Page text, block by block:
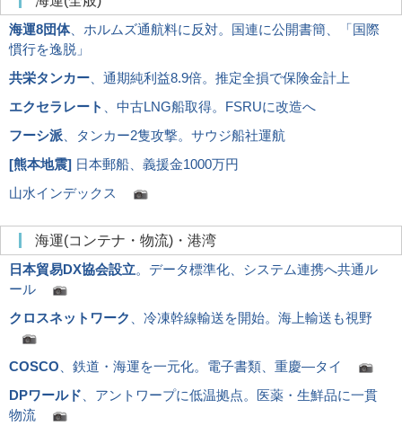
海運8団体、ホルムズ通航料に反対。国連に公開書簡、「国際
慣行を逸脱」
共栄タンカー 、通期純利益8.9倍。推定全損で保険金計上
エクセラレート
、中古LNG船取得。FSRUに改造へ
フーシ派 、タンカー2隻攻撃。サウジ船社運航
[熊本地震] 日本郵船、義援金1000万円
山水インデックス
海運(コンテナ・物流)・港湾
日本貿易DX協会設立。データ標準化、システム連携へ共通ル
ール
クロスネットワーク
、冷凍幹線輸送を開始。海上輸送も視野
COSCO 、鉄道・海運を一元化。電子書類、重慶―タイ
DPワールド 、アントワープに低温拠点。医薬・生鮮品に一貫
物流